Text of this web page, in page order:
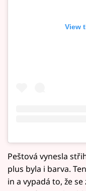
View
Peštová vynesla
plus byla i barva.
in a vypadá to, že